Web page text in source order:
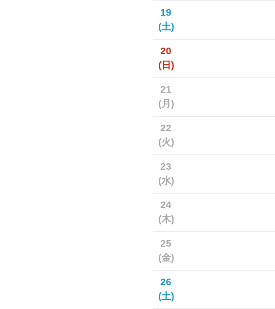
19
(土)
20
(日)
21
(月)
22
(火)
23
(水)
24
(木)
25
(金)
26
(土)